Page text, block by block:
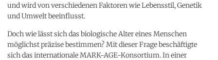
und wird von verschiedenen Faktoren wie Lebensstil, Genetik
und Umwelt beeinflusst.
Doch wie lässt sich das biologische Alter eines Menschen
möglichst präzise bestimmen? Mit dieser Frage beschäftigte
sich das internationale MARK-AGE-Konsortium. In einer